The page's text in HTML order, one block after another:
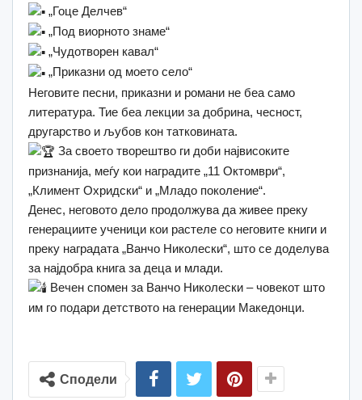
„Гоце Делчев“
„Под виорното знаме“
„Чудотворен кавал“
„Приказни од моето село“
Неговите песни, приказни и романи не беа само
литература. Тие беа лекции за добрина, чесност,
другарство и љубов кон татковината.
За своето творештво ги доби највисоките
признанија, меѓу кои наградите „11 Октомври“,
„Климент Охридски“ и „Младо поколение“.
Денес, неговото дело продолжува да живее преку
генерациите ученици кои растеле со неговите книги и
преку наградата „Ванчо Николески“, што се доделува
за најдобра книга за деца и млади.
Вечен спомен за Ванчо Николески – човекот што
им го подари детството на генерации Македонци.
Сподели